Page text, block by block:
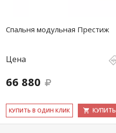
Спальня модульная Престиж
Цена
66 880
КУ­ПИТЬ В ОДИН КЛИК КУПИТЬ